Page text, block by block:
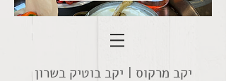
יקב מרקוס | יקב בוטיק בשרון